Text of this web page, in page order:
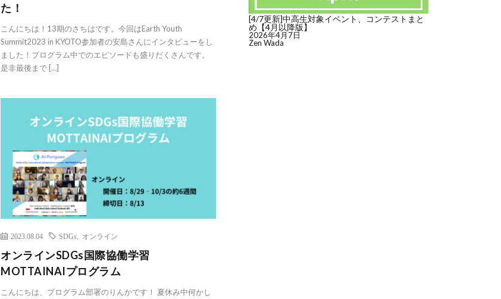
た！
こんにちは！13期のさちはです。今回はEarth Youth
Summit2023 in KYOTO参加者の安島さんにインタビューをし
ました！プログラム中でのエピソードも盛りだくさんです。
是非最後まで […]
2023.08.04 SDGs オンライン
オンラインSDGs国際協働学習
MOTTAINAIプログラム
こんにちは、プログラム部署のりんかです！ 夏休み中何かし
[4/7更新]中高生対象イベント、コンテストまと
め【4月以降版】
2026年4月7日
Zen Wada